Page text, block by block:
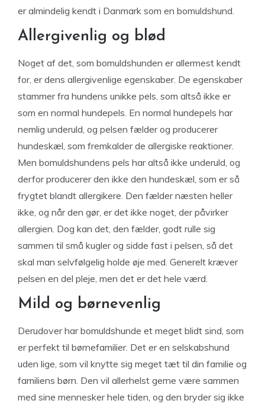
er almindelig kendt i Danmark som en bomuldshund.
Allergivenlig og blød
Noget af det, som bomuldshunden er allermest kendt
for, er dens allergivenlige egenskaber. De egenskaber
stammer fra hundens unikke pels, som altså ikke er
som en normal hundepels. En normal hundepels har
nemlig underuld, og pelsen fælder og producerer
hundeskæl, som fremkalder de allergiske reaktioner.
Men bomuldshundens pels har altså ikke underuld, og
derfor producerer den ikke den hundeskæl, som er så
frygtet blandt allergikere. Den fælder næsten heller
ikke, og når den gør, er det ikke noget, der påvirker
allergien. Dog kan det, den fælder, godt rulle sig
sammen til små kugler og sidde fast i pelsen, så det
skal man selvfølgelig holde øje med. Generelt kræver
pelsen en del pleje, men det er det hele værd.
Mild og børnevenlig
Derudover har bomuldshunde et meget blidt sind, som
er perfekt til børnefamilier. Det er en selskabshund
uden lige, som vil knytte sig meget tæt til din familie og
familiens børn. Den vil allerhelst gerne være sammen
med sine mennesker hele tiden, og den bryder sig ikke